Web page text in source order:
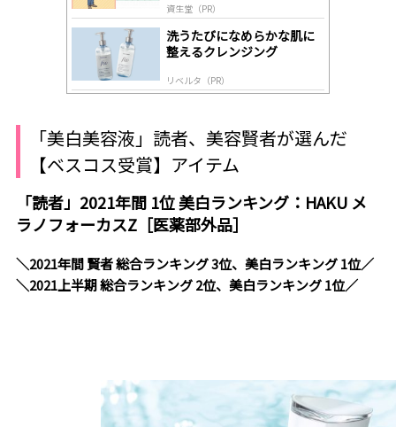
資生堂（PR）
洗うたびになめらかな肌に
整えるクレンジング
リベルタ（PR）
「美白美容液」読者、美容賢者が選んだ
【ベスコス受賞】アイテム
「読者」2021年間 1位 美白ランキング：HAKU メ
ラノフォーカスZ［医薬部外品］
＼2021年間 賢者 総合ランキング 3位、美白ランキング 1位／
＼2021上半期 総合ランキング 2位、美白ランキング 1位／